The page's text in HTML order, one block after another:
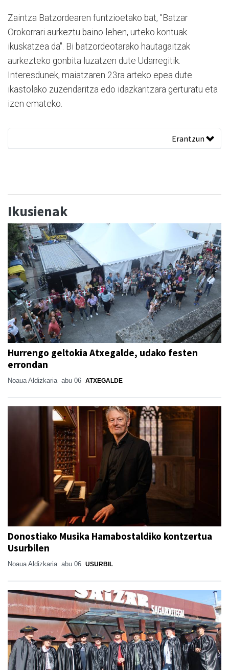
Zaintza Batzordearen funtzioetako bat, "Batzar
Orokorrari aurkeztu baino lehen, urteko kontuak
ikuskatzea da". Bi batzordeotarako hautagaitzak
aurkezteko gonbita luzatzen dute Udarregitik.
Interesdunek, maiatzaren 23ra arteko epea dute
ikastolako zuzendaritza edo idazkaritzara gerturatu eta
izen emateko.
Erantzun
Ikusienak
Hurrengo geltokia Atxegalde, udako festen
errondan
Noaua Aldizkaria abu 06 ATXEGALDE
Donostiako Musika Hamabostaldiko kontzertua
Usurbilen
Noaua Aldizkaria abu 06 USURBIL